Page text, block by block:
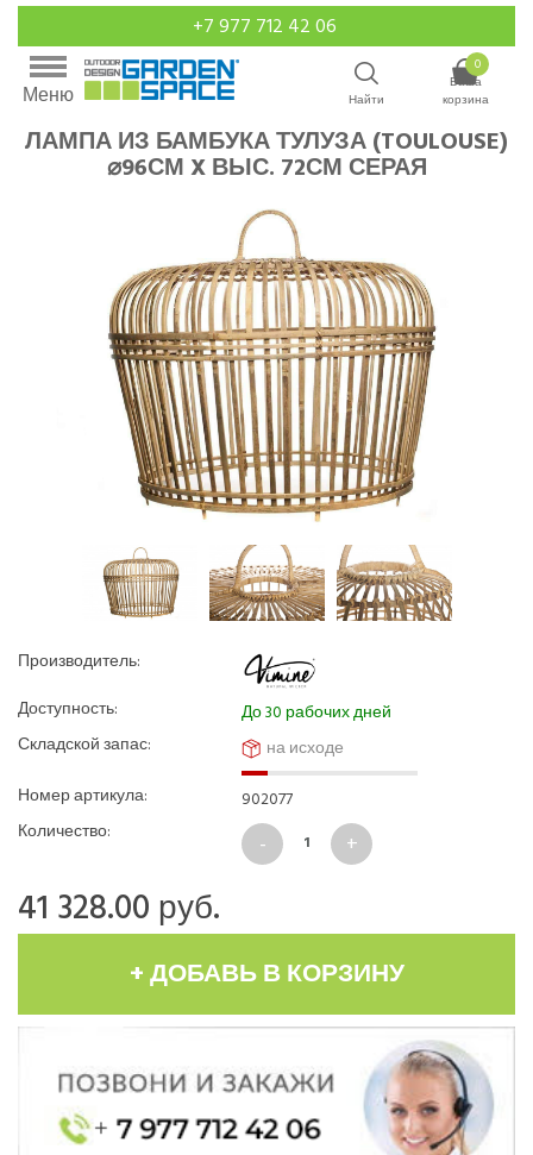
+7 977 712 42 06
Меню Найти
0
Ваша
корзина
ЛАМПА ИЗ БАМБУКА ТУЛУЗА (TOULOUSE)
⌀96СМ X ВЫС. 72СМ СЕРАЯ
Производитель:
Доступность:
До 30 рабочих дней
Складской запас:
на исходе
Номер артикула:
902077
Количество:
41 328.00 руб.
+ ДОБАВЬ В КОРЗИНУ